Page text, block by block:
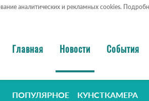
аналитических и рекламных cookies.
Главная Новости События
ПОПУЛЯРНОЕ КУНСТКАМЕРА